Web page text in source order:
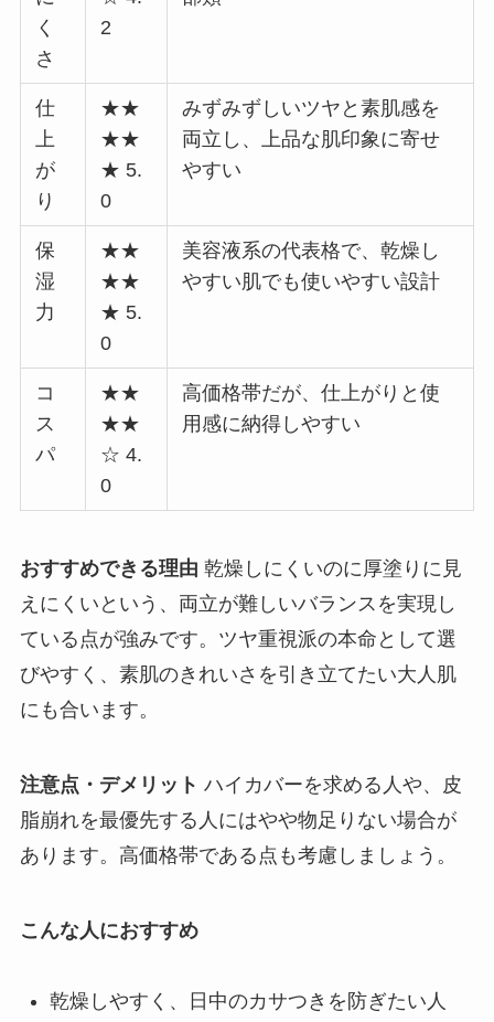
く
さ
2
仕
上
が
り
★★
★★
★ 5.
0
みずみずしいツヤと素肌感を
両立し、上品な肌印象に寄せ
やすい
保
湿
力
★★
★★
★ 5.
0
美容液系の代表格で、乾燥し
やすい肌でも使いやすい設計
コ
ス
パ
★★
★★
☆ 4.
0
高価格帯だが、仕上がりと使
用感に納得しやすい
おすすめできる理由 乾燥しにくいのに厚塗りに見
えにくいという、両立が難しいバランスを実現し
ている点が強みです。ツヤ重視派の本命として選
びやすく、素肌のきれいさを引き立てたい大人肌
にも合います。
注意点・デメリット ハイカバーを求める人や、皮
脂崩れを最優先する人にはやや物足りない場合が
あります。高価格帯である点も考慮しましょう。
こんな人におすすめ
乾燥しやすく、日中のカサつきを防ぎたい人